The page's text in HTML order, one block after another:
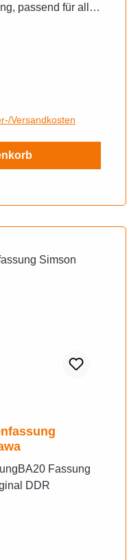
passend für alle
Versandkosten
Fassung
DDR